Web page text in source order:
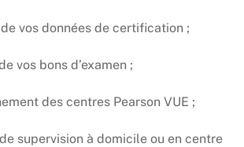
vos données de certification ;
vos bons d’examen ;
des centres Pearson VUE ;
supervision à domicile ou en centre